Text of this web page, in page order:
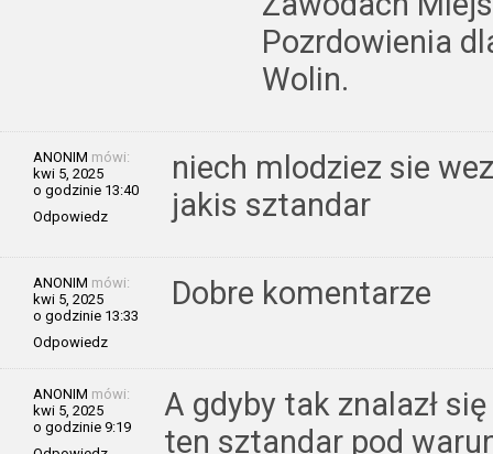
Pozrdowienia
Wolin.
ANONIM mówi:
kwi 5, 2025
o godzinie 13:40
Odpowiedz
niech mlodziez sie
jakis sztandar
ANONIM mówi:
kwi 5, 2025
o godzinie 13:33
Odpowiedz
Dobre komentarze
ANONIM mówi:
kwi 5, 2025
o godzinie 9:19
A gdyby tak znalazł
ten sztandar pod